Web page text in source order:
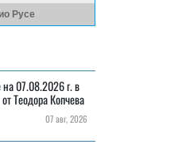
Русе
07.08.2026 г. в
Теодора Копчева
07 авг, 2026